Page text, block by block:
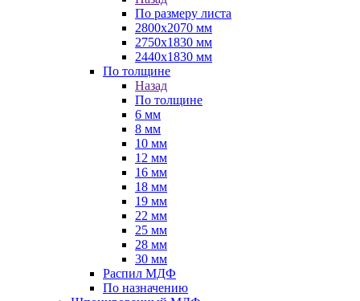
По размеру листа
2800х2070 мм
2750х1830 мм
2440х1830 мм
По толщине
Назад
По толщине
6 мм
8 мм
10 мм
12 мм
16 мм
18 мм
19 мм
22 мм
25 мм
28 мм
30 мм
Распил МДФ
По назначению